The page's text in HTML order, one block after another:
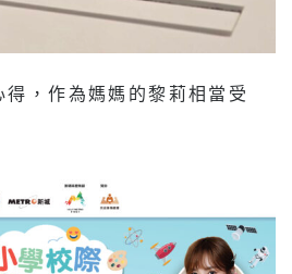
，作為媽媽的黎莉相當受